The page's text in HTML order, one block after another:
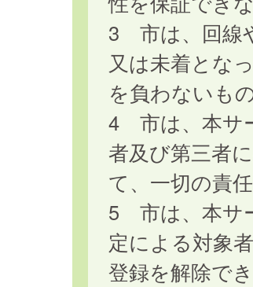
3 市は、回線
又は未着とな
を負わないも
4 市は、本サ
者及び第三者
て、一切の責
5 市は、本サ
定による対象
登録を解除で